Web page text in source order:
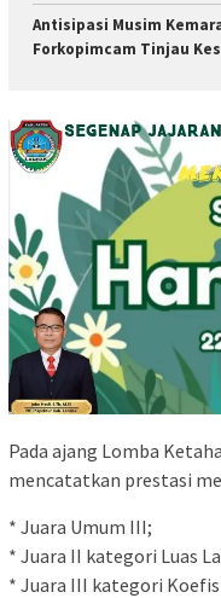
Antisipasi Musim
Forkopimcam Tinjau
Pada ajang Lomba
mencatatkan prestasi
* Juara Umum III;
* Juara II kategori Luas
* Juara III kategori